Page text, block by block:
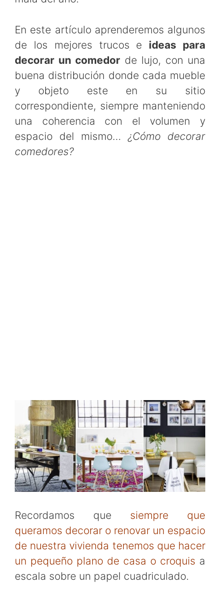
En este artículo aprenderemos algunos
de los mejores trucos e ideas para
decorar un comedor de lujo, con una
buena distribución donde cada mueble
y objeto este en su sitio
correspondiente, siempre manteniendo
una coherencia con el volumen y
espacio del mismo… ¿Cómo decorar
comedores?
Recordamos que siempre que
queramos decorar o renovar un espacio
de nuestra vivienda tenemos que hacer
un pequeño plano de casa o croquis a
escala sobre un papel cuadriculado.